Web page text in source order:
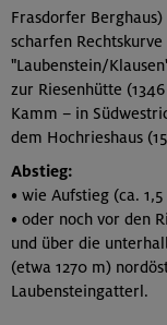
Frasdorfer
scharfen
"Laubenstein/
zur Riesenhütte
Kamm – in
dem Hochrieshaus
Abstieg:
• wie Aufstieg (ca. 1,5
• oder noch vor den
und über die
(etwa 1270 m)
Laubensteingatterl.